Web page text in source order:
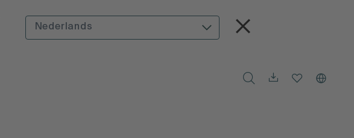
Nederlands